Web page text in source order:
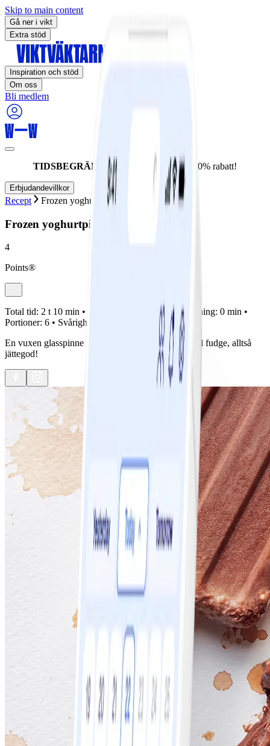
Skip to main content
Gå ner i vikt
Extra stöd
Inspiration och stöd
Om oss
Bli medlem
TIDSBEGRÄNSAT ERBJUDANDE: 60% rabatt!
Erbjudandevillkor
Recept Frozen yoghurtpinne med fudge
Frozen yoghurtpinne med fudge
4
Points®
Total tid: 2 t 10 min • 10 min • Tillagning: 0 min •
Portioner: 6 • Svårighetsgrad:
En vuxen glasspinne med chokladsmak, som en kall fudge, alltså
jättegod!